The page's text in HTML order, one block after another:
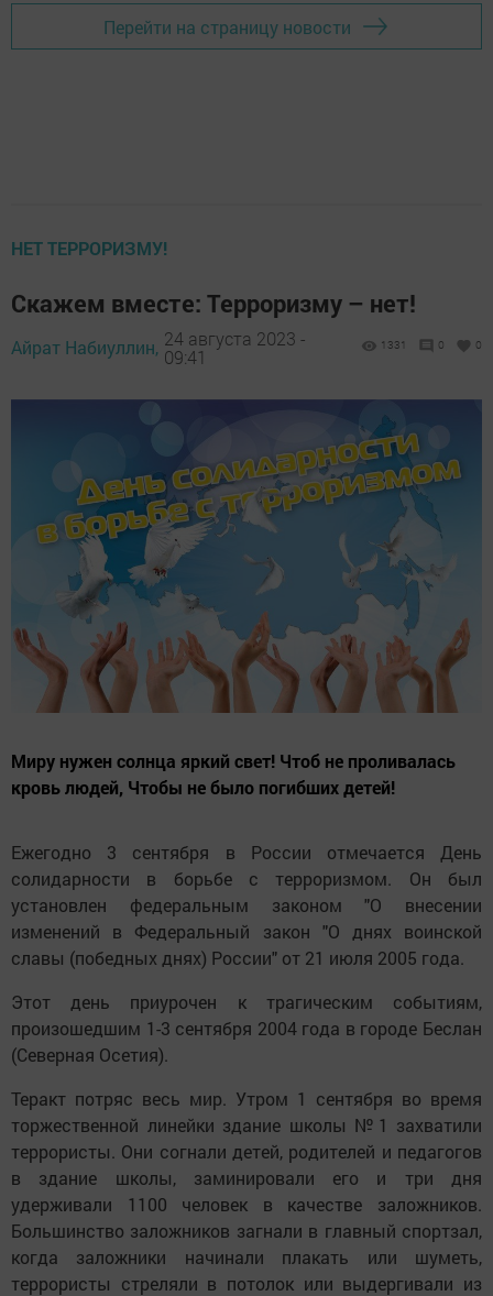
Перейти на страницу новости
НЕТ ТЕРРОРИЗМУ!
Скажем вместе: Терроризму – нет!
Айрат Набиуллин, 24 августа 2023 -
09:41
1331 0 0
Миру нужен солнца яркий свет! Чтоб не проливалась
кровь людей, Чтобы не было погибших детей!
Ежегодно 3 сентября в России отмечается День
солидарности в борьбе с терроризмом. Он был
установлен федеральным законом "О внесении
изменений в Федеральный закон "О днях воинской
славы (победных днях) России" от 21 июля 2005 года.
Этот день приурочен к трагическим событиям,
произошедшим 1-3 сентября 2004 года в городе Беслан
(Северная Осетия).
Теракт потряс весь мир. Утром 1 сентября во время
торжественной линейки здание школы №1 захватили
террористы. Они согнали детей, родителей и педагогов
в здание школы, заминировали его и три дня
удерживали 1100 человек в качестве заложников.
Большинство заложников загнали в главный спортзал,
когда заложники начинали плакать или шуметь,
террористы стреляли в потолок или выдергивали из